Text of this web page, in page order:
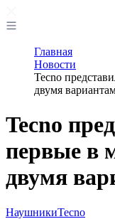
Главная
Новости
Tecno
двумя
Tecno
первые в
двумя
НаушникиTecno